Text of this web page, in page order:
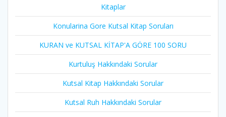
Kitaplar
Konularina Gore Kutsal Kitap Soruları
KURAN ve KUTSAL KİTAP'A GÖRE 100 SORU
Kurtuluş Hakkındaki Sorular
Kutsal Kitap Hakkındaki Sorular
Kutsal Ruh Hakkındaki Sorular